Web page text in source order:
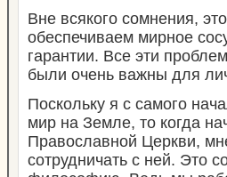
Вне всякого сомнения,
обеспечиваем мирное
гарантии. Все эти
были очень важны для
Поскольку я с самого
мир на Земле, то когда
Православной Церкви,
сотрудничать с ней. Это